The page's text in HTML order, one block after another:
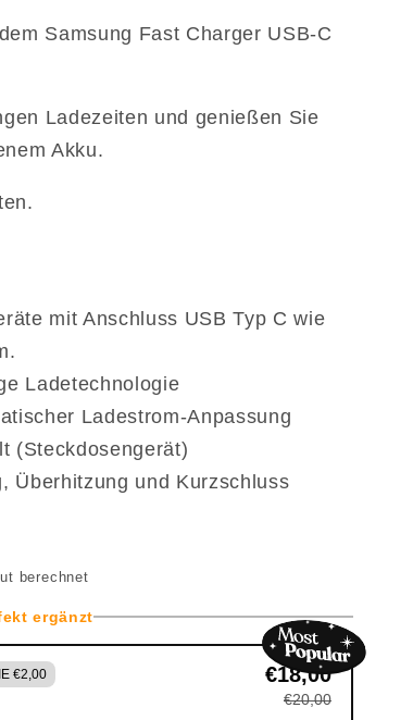
o
Samsung Fast Charger USB-C
Ladezeiten und genießen Sie
Akku.
mit Anschluss USB Typ C wie
Ladetechnologie
Ladestrom-Anpassung
(Steckdosengerät)
Überhitzung und Kurzschluss
berechnet
ergänzt
€2,00 €18,00
€20,00